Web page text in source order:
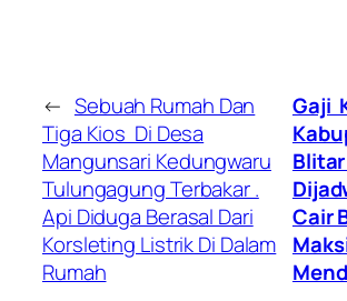
← Sebuah Rumah Dan
Tiga Kios Di Desa
Mangunsari Kedungwaru
Tulungagung Terbakar .
Api Diduga Berasal Dari
Korsleting Listrik Di Dalam
Rumah
Gaji
Blitar
Cair